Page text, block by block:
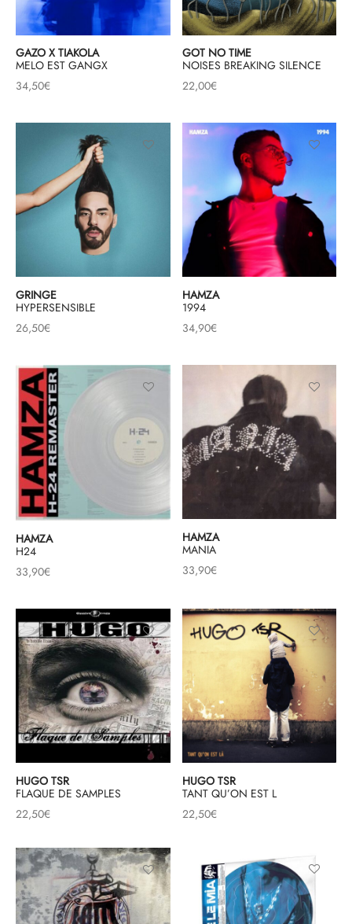
GAZO X TIAKOLA
MELO EST GANGX
34,50€
GOT NO TIME
NOISES BREAKING SILENCE
22,00€
GRINGE
HYPERSENSIBLE
26,50€
HAMZA
1994
34,90€
HAMZA
H24
33,90€
HAMZA
MANIA
33,90€
HUGO TSR
FLAQUE DE SAMPLES
22,50€
HUGO TSR
TANT QU’ON EST L
22,50€